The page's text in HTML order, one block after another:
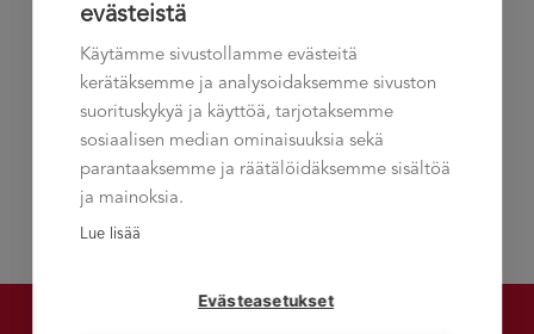
Edellinen päivä
Tilaa kalenteriin
evästeistä
Käytämme sivustollamme evästeitä
kerätäksemme ja analysoidaksemme sivuston
suorituskykyä ja käyttöä, tarjotaksemme
sosiaalisen median ominaisuuksia sekä
parantaaksemme ja räätälöidäksemme sisältöä
ja mainoksia.
Lue lisää
Evästeasetukset